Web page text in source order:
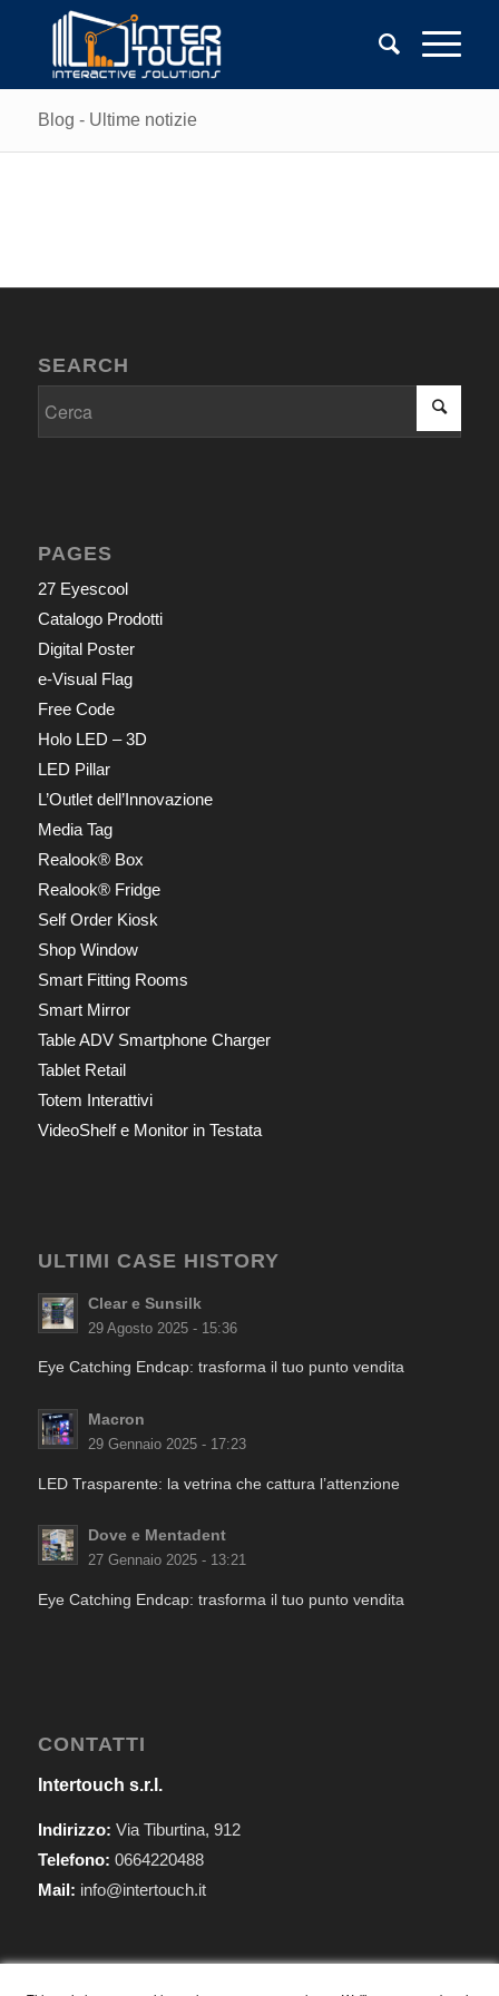
Blog - Ultime notizie
SEARCH
PAGES
27 Eyescool
Catalogo Prodotti
Digital Poster
e-Visual Flag
Free Code
Holo LED – 3D
LED Pillar
L’Outlet dell’Innovazione
Media Tag
Realook® Box
Realook® Fridge
Self Order Kiosk
Shop Window
Smart Fitting Rooms
Smart Mirror
Table ADV Smartphone Charger
Tablet Retail
Totem Interattivi
VideoShelf e Monitor in Testata
ULTIMI CASE HISTORY
Clear e Sunsilk
29 Agosto 2025 - 15:36
Eye Catching Endcap: trasforma il tuo punto vendita
Macron
29 Gennaio 2025 - 17:23
LED Trasparente: la vetrina che cattura l’attenzione
Dove e Mentadent
27 Gennaio 2025 - 13:21
Eye Catching Endcap: trasforma il tuo punto vendita
CONTATTI
Intertouch s.r.l.
Indirizzo: Via Tiburtina, 912
Telefono: 0664220488
Mail: info@intertouch.it